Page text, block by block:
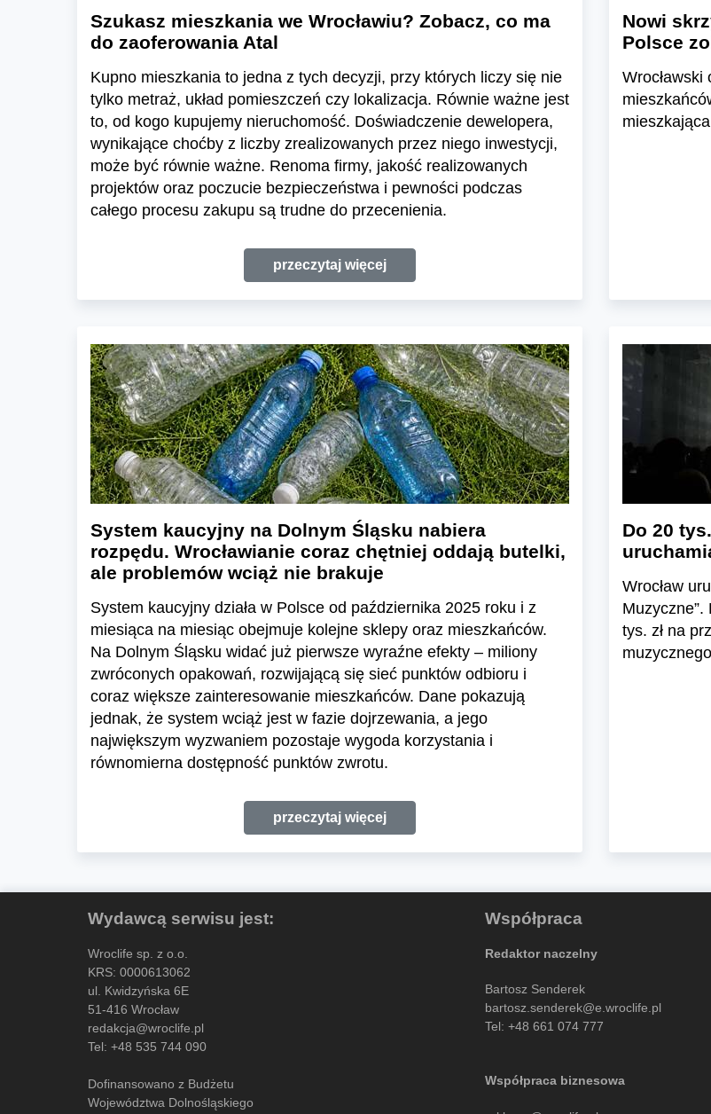
Szukasz mieszkania we Wrocławiu? Zobacz, co ma
do zaoferowania Atal
Kupno mieszkania to jedna z tych decyzji, przy których liczy się nie
tylko metraż, układ pomieszczeń czy lokalizacja. Równie ważne jest
to, od kogo kupujemy nieruchomość. Doświadczenie dewelopera,
wynikające choćby z liczby zrealizowanych przez niego inwestycji,
może być równie ważne. Renoma firmy, jakość realizowanych
projektów oraz poczucie bezpieczeństwa i pewności podczas
całego procesu zakupu są trudne do przecenienia.
przeczytaj więcej
Nowi
Polsce
System kaucyjny na Dolnym Śląsku nabiera
rozpędu. Wrocławianie coraz chętniej oddają butelki,
ale problemów wciąż nie brakuje
System kaucyjny działa w Polsce od października 2025 roku i z
miesiąca na miesiąc obejmuje kolejne sklepy oraz mieszkańców.
Na Dolnym Śląsku widać już pierwsze wyraźne efekty – miliony
zwróconych opakowań, rozwijającą się sieć punktów odbioru i
coraz większe zainteresowanie mieszkańców. Dane pokazują
jednak, że system wciąż jest w fazie dojrzewania, a jego
największym wyzwaniem pozostaje wygoda korzystania i
równomierna dostępność punktów zwrotu.
przeczytaj więcej
Do 20
Wrocław
tys. zł na
Wydawcą serwisu jest:
Wroclife sp. z o.o.
KRS: 0000613062
ul. Kwidzyńska 6E
51-416 Wrocław
redakcja@wroclife.pl
Tel: +48 535 744 090
Dofinansowano z Budżetu
Województwa Dolnośląskiego
Współpraca
Redaktor naczelny
Bartosz Senderek
bartosz.senderek@e.wroclife.pl
Tel: +48 661 074 777
Współpraca biznesowa